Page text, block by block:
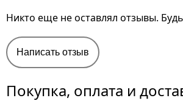
Никто еще не оставлял отзывы.
Написать отзыв
Покупка, оплата и